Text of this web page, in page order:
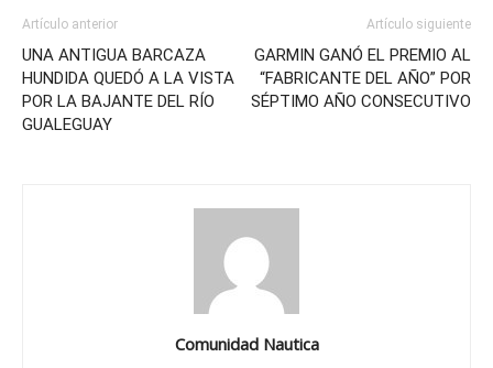
Artículo anterior
UNA ANTIGUA BARCAZA
HUNDIDA QUEDÓ A LA VISTA
POR LA BAJANTE DEL RÍO
GUALEGUAY
Artículo siguiente
GARMIN GANÓ EL PREMIO AL
“FABRICANTE DEL AÑO” POR
SÉPTIMO AÑO CONSECUTIVO
Comunidad Nautica